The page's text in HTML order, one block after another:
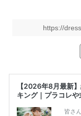
https://
【2026年8月最新
キング｜プラコレ
皆さ